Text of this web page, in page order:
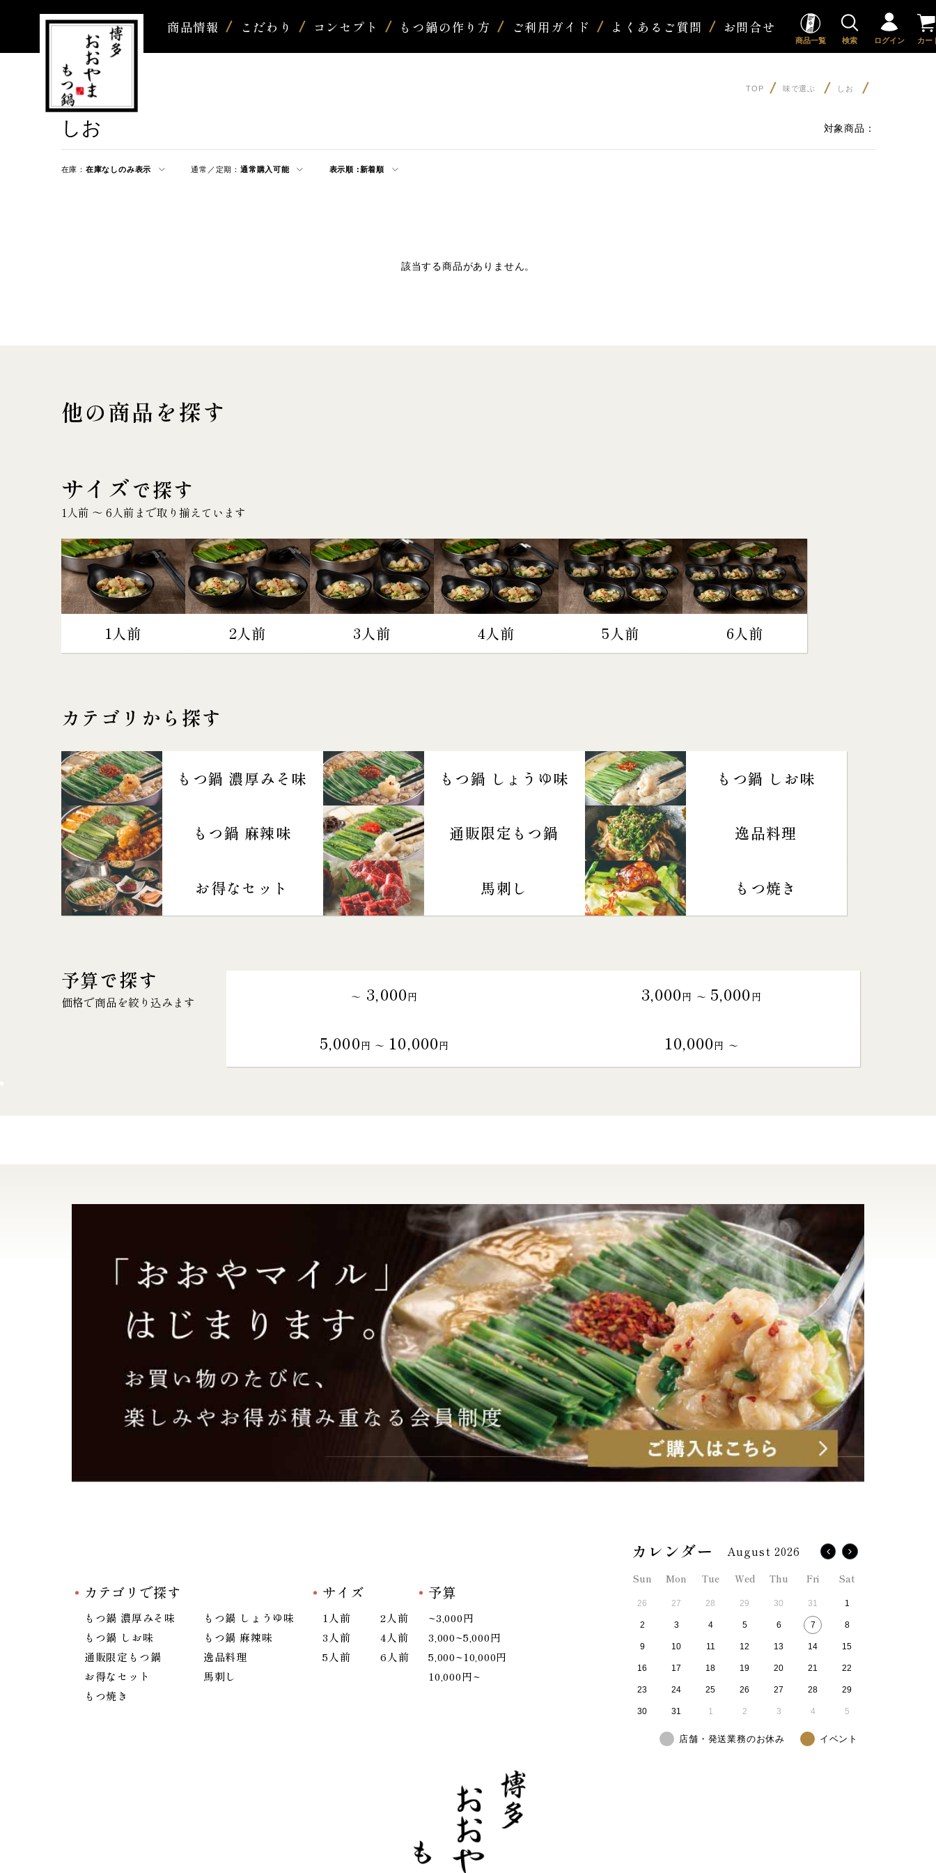
商品情報 こだわり コンセプト もつ鍋の作り方 ご利用ガイド よくあるご質問 お問合せ
商品一覧 検索 ログイン カー
TOP 味で選ぶ しお
しお 対象商品：
在庫： 在庫なしのみ表示 通常／定期： 通常購入可能 表示順 :新着順
該当する商品がありません。
他の商品を探す
サイズで探す
1人前 〜 6人前まで取り揃えています
1人前 2人前 3人前 4人前 5人前 6人前
カテゴリから探す
もつ鍋 濃厚みそ味 もつ鍋 しょうゆ味 もつ鍋 しお味
もつ鍋 麻辣味 通販限定もつ鍋 逸品料理
お得なセット 馬刺し もつ焼き
予算で探す
価格で商品を絞り込みます ～ 3,000円 3,000円 〜 5,000円
5,000円 〜 10,000円 10,000円 〜
カテゴリで探す
もつ鍋 濃厚みそ味
もつ鍋 しょうゆ味
もつ鍋 しお味
もつ鍋 麻辣味
通販限定もつ鍋
逸品料理
お得なセット
馬刺し
もつ焼き
サイズ
1人前
2人前
3人前
4人前
5人前
6人前
予算
~3,000円
3,000~5,000円
5,000~10,000円
10,000円~
August 2026
Sun Mon Tue Wed Thu Fri Sat
26 27 28 29 30 31 1
2 3 4 5 6 7 8
9 10 11 12 13 14 15
16 17 18 19 20 21 22
23 24 25 26 27 28 29
30 31 1 2 3 4 5
店舗・発送業務のお休み イベント